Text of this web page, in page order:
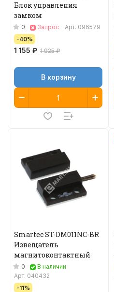
Блок управления
замком
0 Запрос Арт. 096579
-40%
1 155 ₽ 1 925 ₽
В корзину
Smartec ST-DM011NC-BR
Извещатель
магнитоконтактный
0
В наличии
Арт. 040432
-11%